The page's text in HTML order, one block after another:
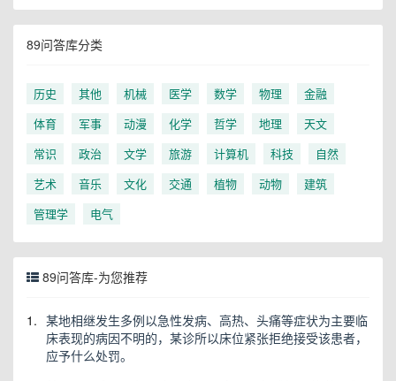
89问答库分类
历史 其他 机械 医学 数学 物理
金融
体育
军事 动漫 化学 哲学 地理
天文
常识
政治 文学 旅游 计算机 科技
自然
艺术
音乐 文化 交通 植物 动物
建筑
管理学
电气
89问答库-为您推荐
1. 某地相继发生多例以急性发病、高热、头痛等症状为主要临
床表现的病因不明的，某诊所以床位紧张拒绝接受该患者，
应予什么处罚。